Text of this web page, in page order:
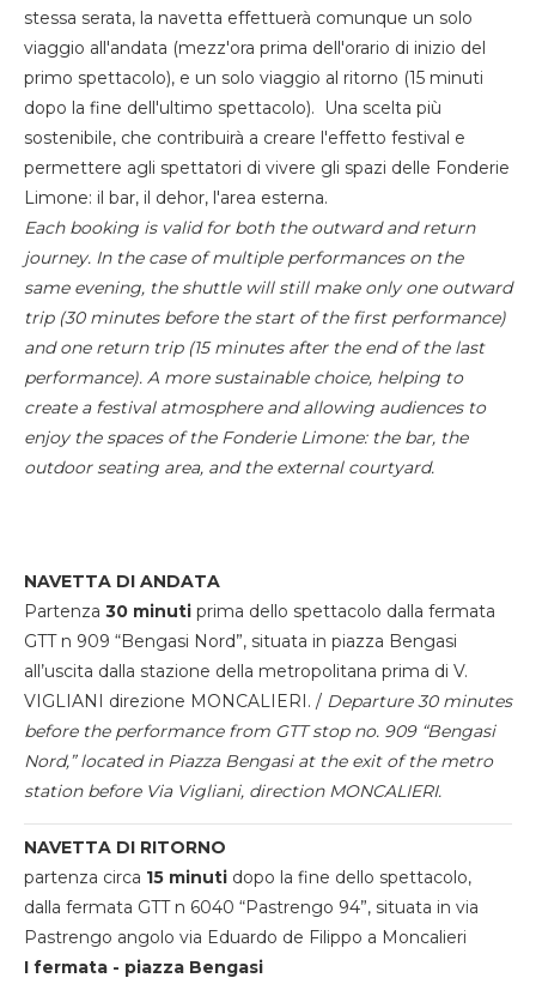
stessa serata, la navetta effettuerà comunque un solo
viaggio all'andata (mezz'ora prima dell'orario di inizio del
primo spettacolo), e un solo viaggio al ritorno (15 minuti
dopo la fine dell'ultimo spettacolo). Una scelta più
sostenibile, che contribuirà a creare l'effetto festival e
permettere agli spettatori di vivere gli spazi delle Fonderie
Limone: il bar, il dehor, l'area esterna.
Each booking is valid for both the outward and return
journey. In the case of multiple performances on the
same evening, the shuttle will still make only one outward
trip (30 minutes before the start of the first performance)
and one return trip (15 minutes after the end of the last
performance). A more sustainable choice, helping to
create a festival atmosphere and allowing audiences to
enjoy the spaces of the Fonderie Limone: the bar, the
outdoor seating area, and the external courtyard.
NAVETTA DI ANDATA
Partenza 30 minuti prima dello spettacolo dalla fermata
GTT n 909 “Bengasi Nord”, situata in piazza Bengasi
all’uscita dalla stazione della metropolitana prima di V.
VIGLIANI direzione MONCALIERI. / Departure 30 minutes
before the performance from GTT stop no. 909 “Bengasi
Nord,” located in Piazza Bengasi at the exit of the metro
station before Via Vigliani, direction MONCALIERI.
NAVETTA DI RITORNO
partenza circa 15 minuti dopo la fine dello spettacolo,
dalla fermata GTT n 6040 “Pastrengo 94”, situata in via
Pastrengo angolo via Eduardo de Filippo a Moncalieri
I fermata - piazza Bengasi